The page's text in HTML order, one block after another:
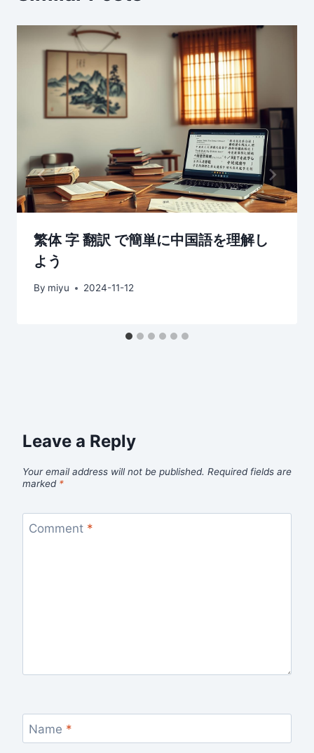
繁体 字 翻訳 で簡単に中国語を理解し
よう
By miyu 2024-11-12
Leave a Reply
Your email address will not be published. Required fields are
marked *
Comment *
Name *